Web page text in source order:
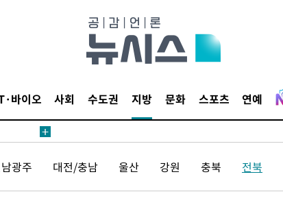
바이오 사회 수도권 지방 문화 스포츠 연예
드려 죄
다"
드려 죄
광주 대전/충남 울산 강원 충북 전북